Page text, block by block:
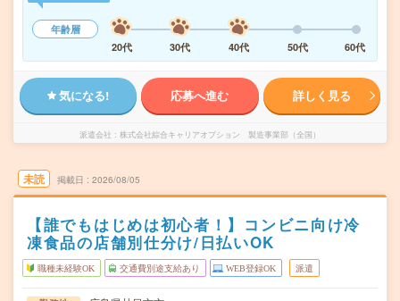
年齢層
20代
30代 40代 50代 60代
気になる! 応募へ進む 詳しく見る
派遣会社 株式会社綜合キャリアオプション 製造事業部（全国）
未読 掲載日 2026/08/05
【誰でもはじめは初心者！】コンビニ向け冷
凍食品の店舗別仕分け/日払いOK
職種未経験OK 交通費別途支給あり WEB登録OK 派遣